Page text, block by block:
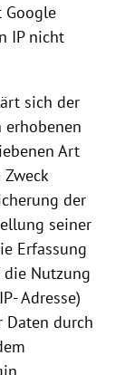
Google
IP nicht
sich der
Art
der
seiner
Erfassung
Nutzung
Adresse)
Daten durch